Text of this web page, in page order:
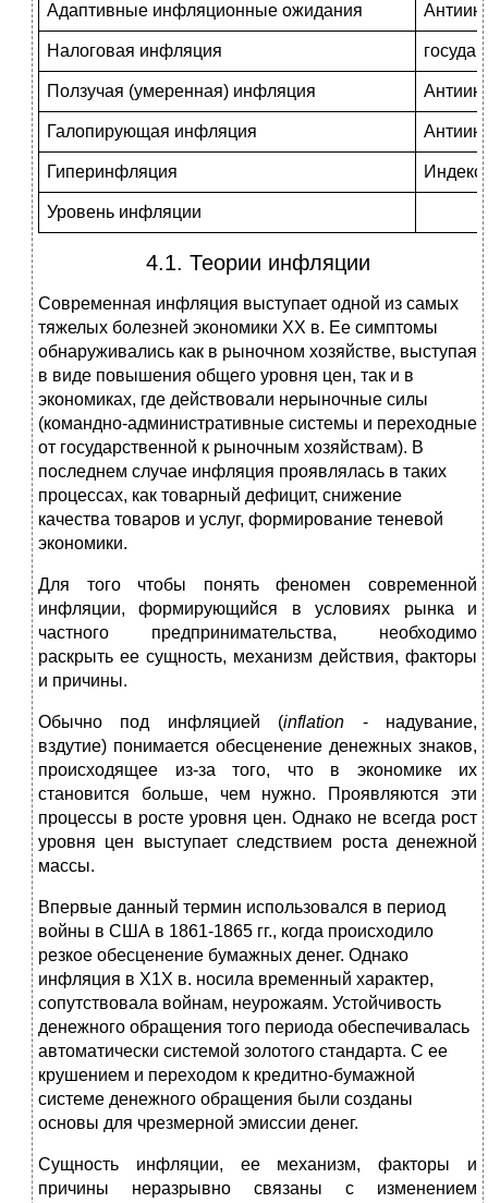
Адаптивные инфляционные ожидания
Налоговая инфляция
Ползучая (умеренная) инфляция
Галопирующая инфляция
Гиперинфляция
Уровень инфляции
4.1. Теории инфляции
Современная инфляция выступает одной из самых
тяжелых болезней экономики ХХ в. Ее симптомы
обнаруживались как в рыночном хозяйстве, выступая
в виде повышения общего уровня цен, так и в
экономиках, где действовали нерыночные силы
(командно-административные системы и переходные
от государственной к рыночным хозяйствам). В
последнем случае инфляция проявлялась в таких
процессах, как товарный дефицит, снижение
качества товаров и услуг, формирование теневой
экономики.
Для того чтобы понять феномен современной
инфляции, формирующийся в условиях рынка и
частного предпринимательства, необходимо
раскрыть ее сущность, механизм действия, факторы
и причины.
Обычно под инфляцией (inflation - надувание,
вздутие) понимается обесценение денежных знаков,
происходящее из-за того, что в экономике их
становится больше, чем нужно. Проявляются эти
процессы в росте уровня цен. Однако не всегда рост
уровня цен выступает следствием роста денежной
массы.
Впервые данный термин использовался в период
войны в США в 1861-1865 гг., когда происходило
резкое обесценение бумажных денег. Однако
инфляция в Х1Х в. носила временный характер,
сопутствовала войнам, неурожаям. Устойчивость
денежного обращения того периода обеспечивалась
автоматически системой золотого стандарта. С ее
крушением и переходом к кредитно-бумажной
системе денежного обращения были созданы
основы для чрезмерной эмиссии денег.
Сущность инфляции, ее механизм, факторы и
причины неразрывно связаны с изменением